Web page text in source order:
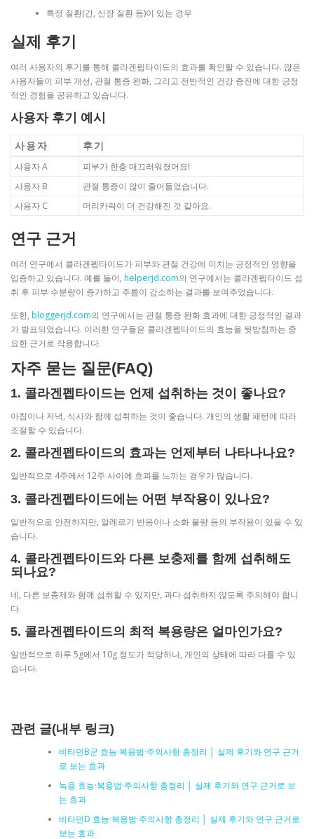
특정 질환(간, 신장 질환 등)이 있는 경우
실제 후기
여러 사용자의 후기를 통해 콜라겐펩타이드의 효과를 확인할 수 있습니다. 많은
사용자들이 피부 개선, 관절 통증 완화, 그리고 전반적인 건강 증진에 대한 긍정
적인 경험을 공유하고 있습니다.
사용자 후기 예시
사용자 후기
사용자 A
피부가 한층 매끄러워졌어요!
사용자 B
관절 통증이 많이 줄어들었습니다.
사용자 C
머리카락이 더 건강해진 것 같아요.
연구 근거
여러 연구에서 콜라겐펩타이드가 피부와 관절 건강에 미치는 긍정적인 영향을
입증하고 있습니다. 예를 들어, helperjd.com의 연구에서는 콜라겐펩타이드 섭
취 후 피부 수분량이 증가하고 주름이 감소하는 결과를 보여주었습니다.
또한, bloggerjd.com의 연구에서는 관절 통증 완화 효과에 대한 긍정적인 결과
가 발표되었습니다. 이러한 연구들은 콜라겐펩타이드의 효능을 뒷받침하는 중
요한 근거로 작용합니다.
자주 묻는 질문(FAQ)
1. 콜라겐펩타이드는 언제 섭취하는 것이 좋나요?
아침이나 저녁, 식사와 함께 섭취하는 것이 좋습니다. 개인의 생활 패턴에 따라
조절할 수 있습니다.
2. 콜라겐펩타이드의 효과는 언제부터 나타나나요?
일반적으로 4주에서 12주 사이에 효과를 느끼는 경우가 많습니다.
3. 콜라겐펩타이드에는 어떤 부작용이 있나요?
일반적으로 안전하지만, 알레르기 반응이나 소화 불량 등의 부작용이 있을 수 있
습니다.
4. 콜라겐펩타이드와 다른 보충제를 함께 섭취해도
되나요?
네, 다른 보충제와 함께 섭취할 수 있지만, 과다 섭취하지 않도록 주의해야 합니
다.
5. 콜라겐펩타이드의 최적 복용량은 얼마인가요?
일반적으로 하루 5g에서 10g 정도가 적당하나, 개인의 상태에 따라 다를 수 있
습니다.
관련 글(내부 링크)
비타민B군 효능·복용법·주의사항 총정리 │ 실제 후기와 연구 근거
로 보는 효과
녹용 효능·복용법·주의사항 총정리 │ 실제 후기와 연구 근거로 보
는 효과
비타민D 효능·복용법·주의사항 총정리 │ 실제 후기와 연구 근거로
보는 효과